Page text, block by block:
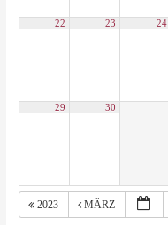
22 23 24
29 30
2023 MÄRZ